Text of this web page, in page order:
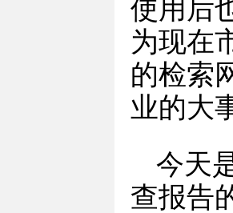
使用后
为现在
的检索
业的大
今天
查报告